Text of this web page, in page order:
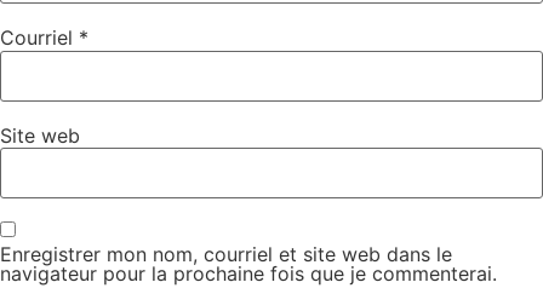
Courriel *
Site web
Enregistrer mon nom, courriel et site web dans le
navigateur pour la prochaine fois que je commenterai.